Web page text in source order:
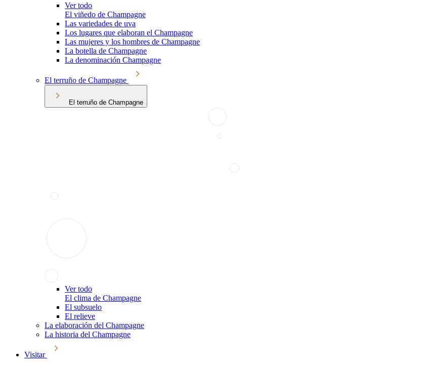
Ver todo
El viñedo de Champagne
Las variedades de uva
Los lugares que elaboran el Champagne
Las mujeres y los hombres de Champagne
La botella de Champagne
La denominación Champagne
El terruño de Champagne
El terruño de Champagne
Ver todo
El clima de Champagne
El subsuelo
El relieve
La elaboración del Champagne
La historia del Champagne
Visitar